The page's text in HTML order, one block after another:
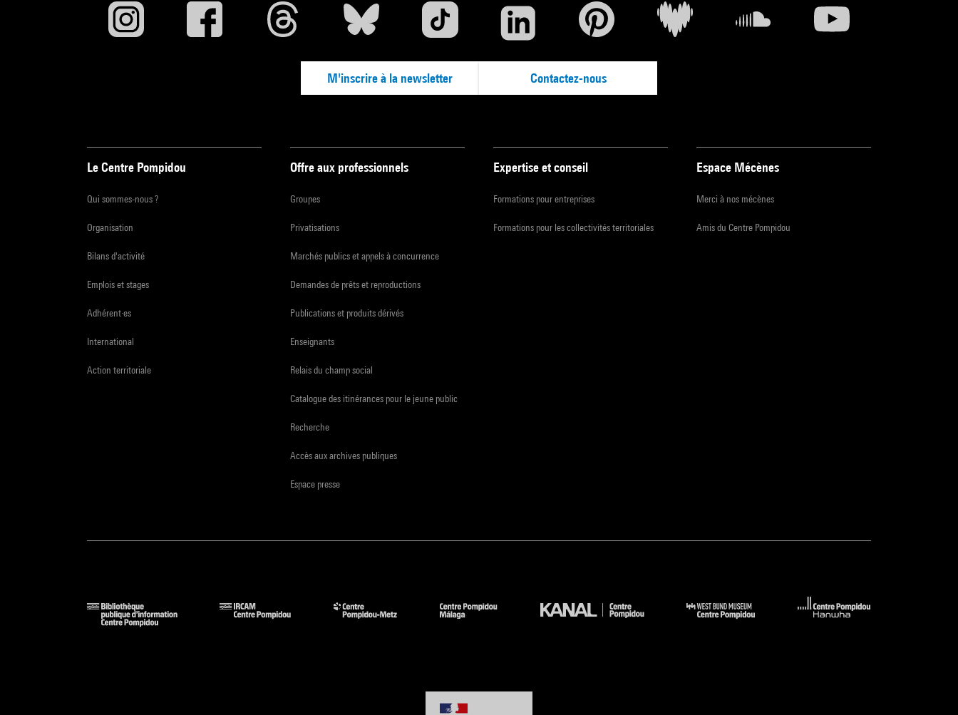
M'inscrire à la newsletter Contactez-nous
Le Centre Pompidou
Qui sommes-nous ?
Organisation
Bilans d'activité
Emplois et stages
Adhérent·es
International
Action territoriale
Offre aux professionnels
Groupes
Privatisations
Marchés publics et appels à concurrence
Demandes de prêts et reproductions
Publications et produits dérivés
Enseignants
Relais du champ social
Catalogue des itinérances pour le jeune public
Recherche
Accès aux archives publiques
Espace presse
Expertise et conseil
Formations pour entreprises
Formations pour les collectivités territoriales
Espace Mécènes
Merci à nos mécènes
Amis du Centre Pompidou